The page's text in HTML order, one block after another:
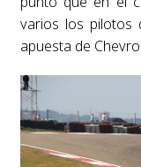
varios los pilotos
apuesta de